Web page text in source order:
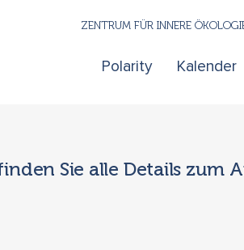
Polarity Kalender
ZENTRUM FÜR INNERE
Sie alle Details zum